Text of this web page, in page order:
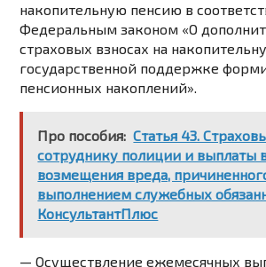
накопительную пенсию в
Федеральным законом «О
страховых взносах на
государственной поддержке
пенсионных накоплений».
Про пособия: Статья 43.
сотруднику полиции и выплаты
возмещения вреда,
выполнением служебных
КонсультантПлюс
— Осуществление ежемесячных